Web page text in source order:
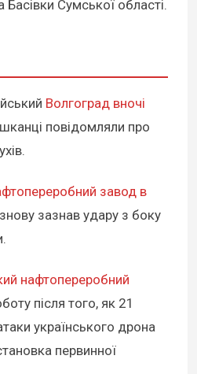
Сумської області.
Волгоград вночі
повідомляли про
завод в
знову зазнав удару з боку
нафтопереробний
після того, як 21
українського дрона
первинної